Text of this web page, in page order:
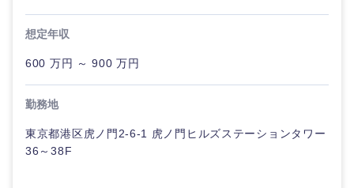
想定年収
600 万円 ～ 900 万円
勤務地
東京都港区虎ノ門2-6-1 虎ノ門ヒルズステーションタワー
36～38F